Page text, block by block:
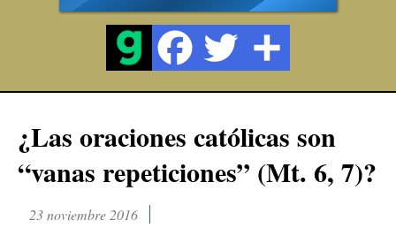
¿Las oraciones católicas son
“vanas repeticiones” (Mt. 6, 7)?
23 noviembre 2016